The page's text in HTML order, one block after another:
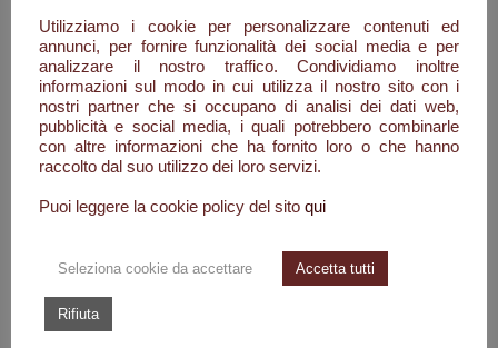
Utilizziamo i cookie per personalizzare contenuti ed
annunci, per fornire funzionalità dei social media e per
analizzare il nostro traffico. Condividiamo inoltre
informazioni sul modo in cui utilizza il nostro sito con i
nostri partner che si occupano di analisi dei dati web,
pubblicità e social media, i quali potrebbero combinarle
con altre informazioni che ha fornito loro o che hanno
raccolto dal suo utilizzo dei loro servizi.
Puoi leggere la cookie policy del sito qui
Seleziona cookie da accettare Accetta tutti
Rifiuta